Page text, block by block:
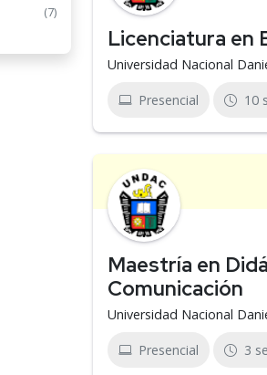
(7)
Licenciatura en
Universidad Nacional
Presencial 10
Maestría en
Comunicación
Universidad Nacional
Presencial 3